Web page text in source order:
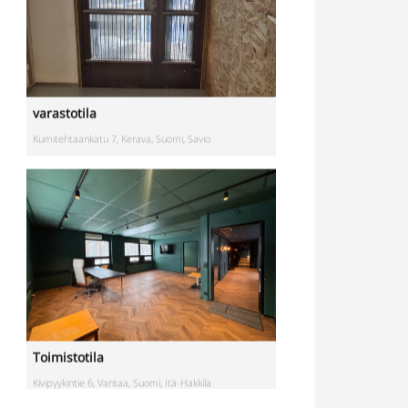
varastotila
Kumitehtaankatu 7, Kerava, Suomi, Savio
Toimistotila
Kivipyykintie 6, Vantaa, Suomi, Itä-Hakkila